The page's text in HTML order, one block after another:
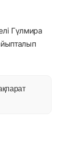
Гүлмира